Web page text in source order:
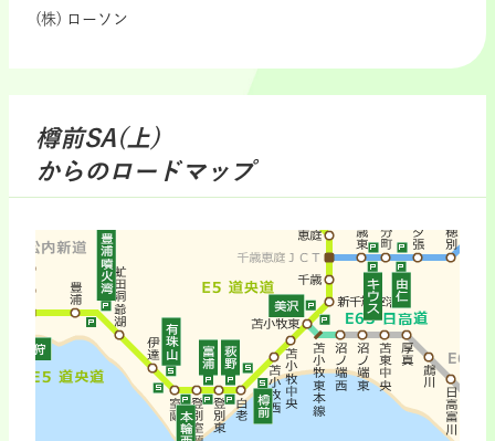
(株) ローソン
樽前SA(上)
からのロードマップ